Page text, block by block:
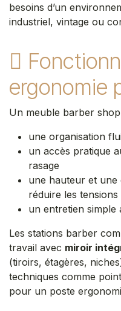
besoins d’un
industriel, vintage ou
ergonomie
Un meuble barber
une organisation
un accès pratique
rasage
une hauteur et une
réduire les
un entretien simple
Les stations barber
travail avec miroir
(tiroirs, étagères,
techniques comme
pour un poste